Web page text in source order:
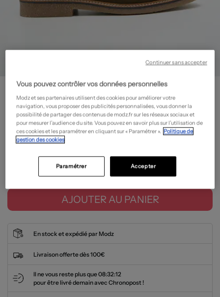
SCHMOOVE
Bottines/Boots - Nubuck- Outlet
89,50€
Prix boutique : 179,00€ -50% ?
AJOUTER AU PANIER
En stock et expédié par Modz
Livraison offerte dès 100€
Il ne vous reste plus que08:32:11
pour être livré demain avec Chronopost !
Vous pouvez contrôler vos données personnelles
Modz et ses partenaires utilisent des cookies pour améliorer votre
navigation, vous proposer des publicités personnalisées, vous donner la
possibilité de partager des contenus de modz.fr sur les réseaux sociaux et
pour mesurer l’audience du site. Vous pouvez en savoir plus sur l’utilisation de
ces cookies et les paramétrer en cliquant sur « Paramétrer ». Politique de
gestion des cookies
Accepter
Paramétrer
Continuer sans accepter